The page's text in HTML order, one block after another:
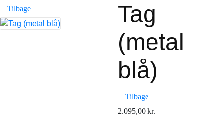
Tilbage
Tag
(metal
blå)
Tilbage
2.095,00 kr.